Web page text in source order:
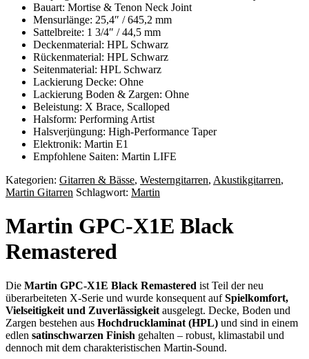
Bauart: Mortise & Tenon Neck Joint
Mensurlänge: 25,4″ / 645,2 mm
Sattelbreite: 1 3/4″ / 44,5 mm
Deckenmaterial: HPL Schwarz
Rückenmaterial: HPL Schwarz
Seitenmaterial: HPL Schwarz
Lackierung Decke: Ohne
Lackierung Boden & Zargen: Ohne
Beleistung: X Brace, Scalloped
Halsform: Performing Artist
Halsverjüngung: High-Performance Taper
Elektronik: Martin E1
Empfohlene Saiten: Martin LIFE
Kategorien: Gitarren & Bässe, Westerngitarren, Akustikgitarren,
Martin Gitarren Schlagwort: Martin
Martin GPC-X1E Black
Remastered
Die Martin GPC-X1E Black Remastered ist Teil der neu
überarbeiteten X-Serie und wurde konsequent aufSpielkomfort,
Vielseitigkeit und Zuverlässigkeit ausgelegt. Decke, Boden und
Zargen bestehen aus Hochdrucklaminat (HPL) und sind in einem
edlen satinschwarzen Finish gehalten – robust, klimastabil und
dennoch mit dem charakteristischen Martin-Sound.